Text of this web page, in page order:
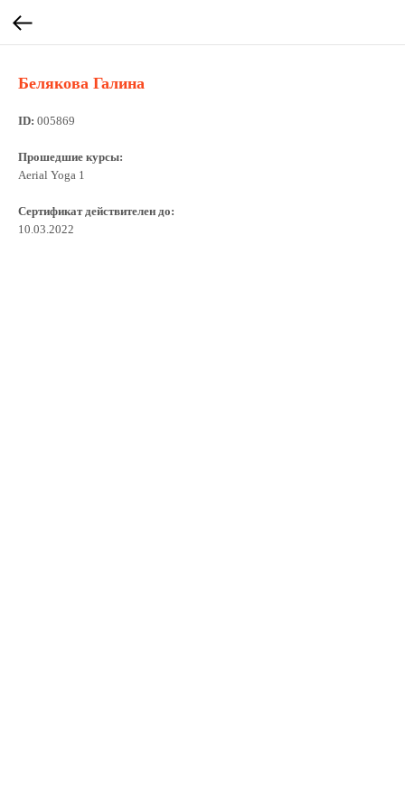
Белякова Галина
ID: 005869
Прошедшие курсы:
Aerial Yoga 1
Сертификат действителен до:
10.03.2022